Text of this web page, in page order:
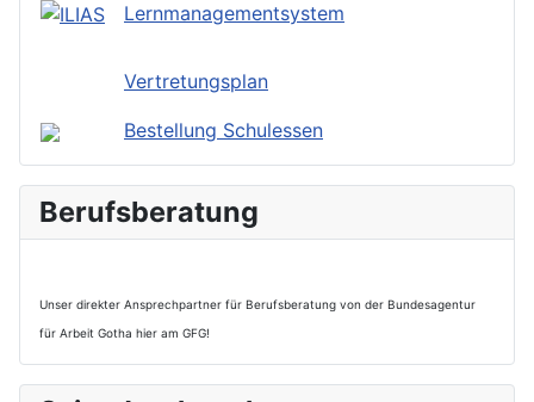
Lernmanagementsystem
Vertretungsplan
Bestellung Schulessen
Berufsberatung
Unser direkter Ansprechpartner für Berufsberatung von der Bundesagentur
für Arbeit Gotha hier am GFG!